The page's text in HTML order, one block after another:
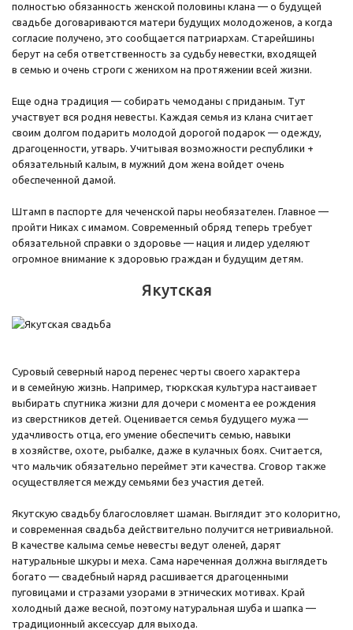
полностью обязанность женской половины клана — о будущей
свадьбе договариваются матери будущих молодоженов, а когда
согласие получено, это сообщается патриархам. Старейшины
берут на себя ответственность за судьбу невестки, входящей
в семью и очень строги с женихом на протяжении всей жизни.
Еще одна традиция — собирать чемоданы с приданым. Тут
участвует вся родня невесты. Каждая семья из клана считает
своим долгом подарить молодой дорогой подарок — одежду,
драгоценности, утварь. Учитывая возможности республики +
обязательный калым, в мужний дом жена войдет очень
обеспеченной дамой.
Штамп в паспорте для чеченской пары необязателен. Главное —
пройти Никах с имамом. Современный обряд теперь требует
обязательной справки о здоровье — нация и лидер уделяют
огромное внимание к здоровью граждан и будущим детям.
Якутская
Суровый северный народ перенес черты своего характера
и в семейную жизнь. Например, тюркская культура настаивает
выбирать спутника жизни для дочери с момента ее рождения
из сверстников детей. Оценивается семья будущего мужа —
удачливость отца, его умение обеспечить семью, навыки
в хозяйстве, охоте, рыбалке, даже в кулачных боях. Считается,
что мальчик обязательно переймет эти качества. Сговор также
осуществляется между семьями без участия детей.
Якутскую свадьбу благословляет шаман. Выглядит это колоритно,
и современная свадьба действительно получится нетривиальной.
В качестве калыма семье невесты ведут оленей, дарят
натуральные шкуры и меха. Сама нареченная должна выглядеть
богато — свадебный наряд расшивается драгоценными
пуговицами и стразами узорами в этнических мотивах. Край
холодный даже весной, поэтому натуральная шуба и шапка —
традиционный аксессуар для выхода.